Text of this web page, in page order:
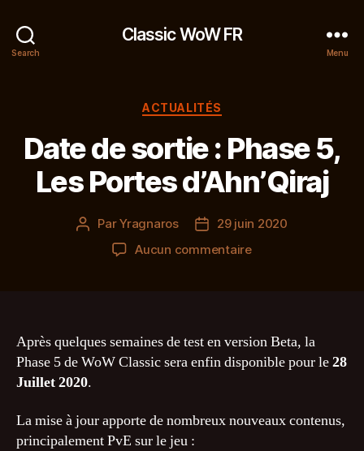
Search
Classic WoW FR
Menu
Catégories
ACTUALITÉS
Date de sortie : Phase 5,
Les Portes d’Ahn’Qiraj
Auteur
l’article
ParYragnaros
Date29 juin 2020
Aucun commentairesur
Phase
Après quelques semaines de test en version Beta, la
Phase 5 de WoW Classic sera enfin disponible pour le28
Juillet 2020.
La mise à jour apporte de nombreux nouveaux contenus,
principalement PvE sur le jeu :